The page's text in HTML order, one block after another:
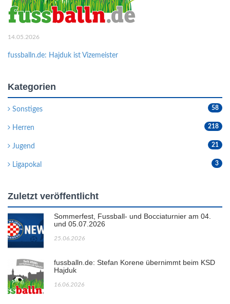
14.05.2026
fussballn.de: Hajduk ist Vizemeister
Kategorien
Sonstiges 58
Herren 218
Jugend 21
Ligapokal 3
Zuletzt veröffentlicht
Sommerfest, Fussball- und Bocciaturnier am 04.
und 05.07.2026
25.06.2026
fussballn.de: Stefan Korene übernimmt beim KSD
Hajduk
16.06.2026